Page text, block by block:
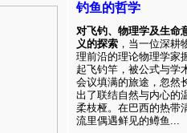
钓鱼的哲学
对飞钓、物理学及生命
义的探索 ，当一位深耕
理前沿的理论物理学家
起飞钓竿，被公式与学
会议填满的旅途，忽然
出了联结自然与内心的
柔枝桠。在巴西的热带
流里偶遇鲜见的鳟鱼...